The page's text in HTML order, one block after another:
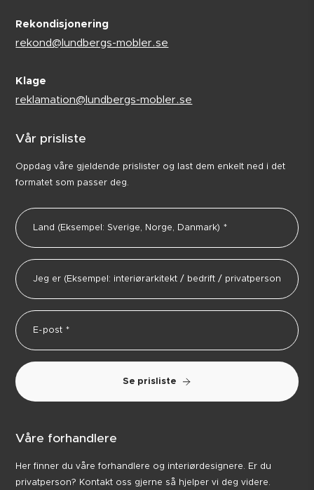
Rekondisjonering
rekond@lundbergs-mobler.se
Klage
reklamation@lundbergs-mobler.se
Vår prisliste
Oppdag våre gjeldende prislister og last dem enkelt ned i det
formatet som passer deg.
Se prisliste
Våre forhandlere
Her finner du våre forhandlere og interiørdesignere. Er du
privatperson? Kontakt oss gjerne så hjelper vi deg videre.